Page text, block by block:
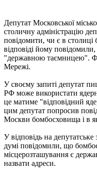
Депутат Московської
столичну адміністрацію
повідомити, чи є в
відповіді йому
"державною таємницею".
Мережі.
У своєму запиті депутат
РФ може використати
це матиме "відповідний
цим депутат попросив
Москви бомбосховища і в
У відповідь на
думі повідомили, що
місцерозташування є
назвати адреси.